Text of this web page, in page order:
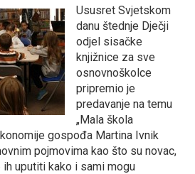
Ususret Svjetskom
danu štednje Dječji
odjel sisačke
knjižnice za sve
osnovnoškolce
pripremio je
predavanje na temu
„Mala škola
gospođa Martina Ivnik
pojmovima kao što su novac,
ih uputiti kako i sami mogu